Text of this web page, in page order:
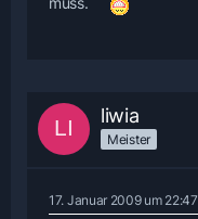
liwia
Meister
17. Januar 2009 um 22:47